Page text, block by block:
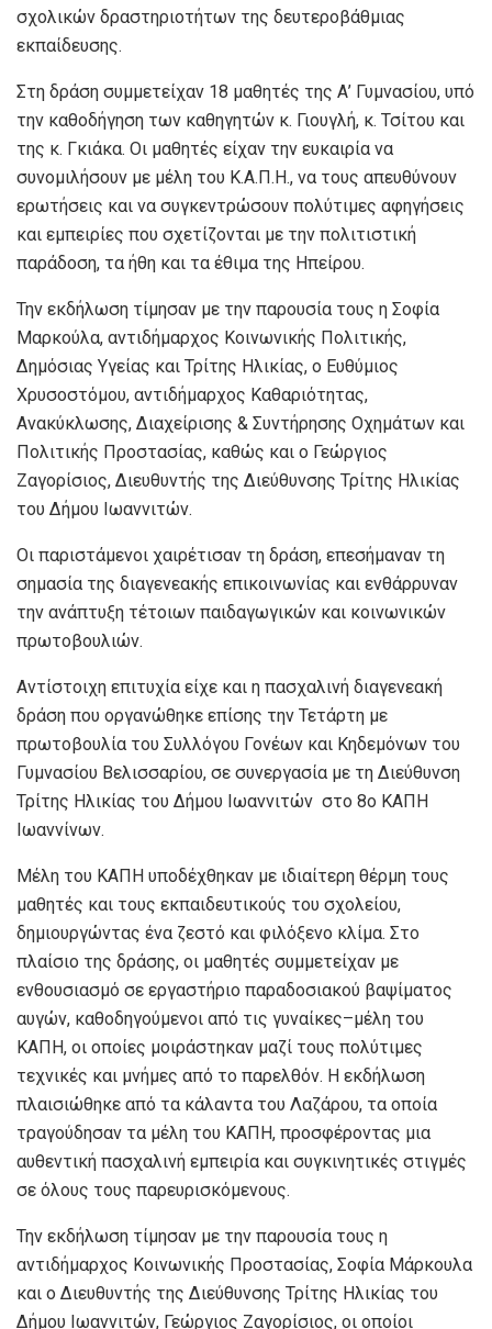
σχολικών δραστηριοτήτων της δευτεροβάθμιας
εκπαίδευσης.
Στη δράση συμμετείχαν 18 μαθητές της Α’ Γυμνασίου, υπό
την καθοδήγηση των καθηγητών κ. Γιουγλή, κ. Τσίτου και
της κ. Γκιάκα. Οι μαθητές είχαν την ευκαιρία να
συνομιλήσουν με μέλη του Κ.Α.Π.Η., να τους απευθύνουν
ερωτήσεις και να συγκεντρώσουν πολύτιμες αφηγήσεις
και εμπειρίες που σχετίζονται με την πολιτιστική
παράδοση, τα ήθη και τα έθιμα της Ηπείρου.
Την εκδήλωση τίμησαν με την παρουσία τους η Σοφία
Μαρκούλα, αντιδήμαρχος Κοινωνικής Πολιτικής,
Δημόσιας Υγείας και Τρίτης Ηλικίας, ο Ευθύμιος
Χρυσοστόμου, αντιδήμαρχος Καθαριότητας,
Ανακύκλωσης, Διαχείρισης & Συντήρησης Οχημάτων και
Πολιτικής Προστασίας, καθώς και ο Γεώργιος
Ζαγορίσιος, Διευθυντής της Διεύθυνσης Τρίτης Ηλικίας
του Δήμου Ιωαννιτών.
Οι παριστάμενοι χαιρέτισαν τη δράση, επεσήμαναν τη
σημασία της διαγενεακής επικοινωνίας και ενθάρρυναν
την ανάπτυξη τέτοιων παιδαγωγικών και κοινωνικών
πρωτοβουλιών.
Αντίστοιχη επιτυχία είχε και η πασχαλινή διαγενεακή
δράση που οργανώθηκε επίσης την Τετάρτη με
πρωτοβουλία του Συλλόγου Γονέων και Κηδεμόνων του
Γυμνασίου Βελισσαρίου, σε συνεργασία με τη Διεύθυνση
Τρίτης Ηλικίας του Δήμου Ιωαννιτών στο 8ο ΚΑΠΗ
Ιωαννίνων.
Μέλη του ΚΑΠΗ υποδέχθηκαν με ιδιαίτερη θέρμη τους
μαθητές και τους εκπαιδευτικούς του σχολείου,
δημιουργώντας ένα ζεστό και φιλόξενο κλίμα. Στο
πλαίσιο της δράσης, οι μαθητές συμμετείχαν με
ενθουσιασμό σε εργαστήριο παραδοσιακού βαψίματος
αυγών, καθοδηγούμενοι από τις γυναίκες–μέλη του
ΚΑΠΗ, οι οποίες μοιράστηκαν μαζί τους πολύτιμες
τεχνικές και μνήμες από το παρελθόν. Η εκδήλωση
πλαισιώθηκε από τα κάλαντα του Λαζάρου, τα οποία
τραγούδησαν τα μέλη του ΚΑΠΗ, προσφέροντας μια
αυθεντική πασχαλινή εμπειρία και συγκινητικές στιγμές
σε όλους τους παρευρισκόμενους.
Την εκδήλωση τίμησαν με την παρουσία τους η
αντιδήμαρχος Κοινωνικής Προστασίας, Σοφία Μάρκουλα
και ο Διευθυντής της Διεύθυνσης Τρίτης Ηλικίας του
Δήμου Ιωαννιτών, Γεώργιος Ζαγορίσιος, οι οποίοι